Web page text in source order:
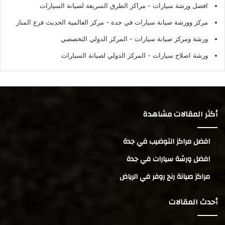
افضل ورشة سيارات - مراكز الطرق السريعة لصيانة السيارات
مركز وورشة صيانة سيارات في جدة - مركز العالمية الحديث فرع المنار
ورشة ومركز صيانة سيارات - المركز الدولي التخصصي
ورشة اصلاح سيارات - المركز الدولي لصيانة السيارات
أكثر المقالات مشاهدة
افضل مراكز التوضيب في جدة
افضل ورشة سيارات في جدة
مراكز صيانة رنج روفر في الرياض
أحدث المقالات